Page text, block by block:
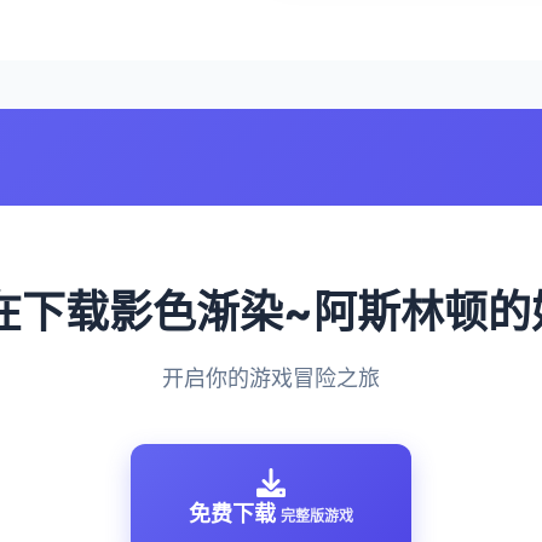
下载影色渐染~阿斯林顿
开启你的游戏冒险之旅
免费下载 完整版游戏